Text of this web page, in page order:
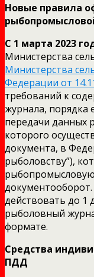
Новые правила
С 1 марта 2023
Министерства
Министерства
Федерации от
требований к
журнала, порядка
передачи данных
которого
документа, в
рыболовству”),
действовать до 1
рыболовный
формате.
Средства
ПДД